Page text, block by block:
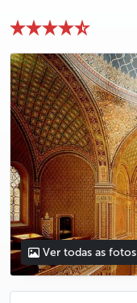
photo 5
photo 6
Ver todas as fotos